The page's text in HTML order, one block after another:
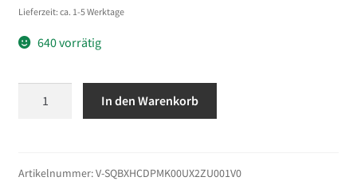
Lieferzeit: ca. 1-5 Werktage
640 vorrätig
Fingerabdruck/Passwort
In den Warenkorb
Artikelnummer:V-SQBXHCDPMK00UX2ZU001V0